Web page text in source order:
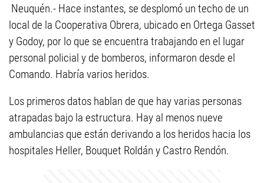
Neuquén.- Hace instantes, se desplomó un techo de un
local de la Cooperativa Obrera, ubicado en Ortega Gasset
y Godoy, por lo que se encuentra trabajando en el lugar
personal policial y de bomberos, informaron desde el
Comando. Habría varios heridos.
Los primeros datos hablan de que hay varias personas
atrapadas bajo la estructura. Hay al menos nueve
ambulancias que están derivando a los heridos hacia los
hospitales Heller, Bouquet Roldán y Castro Rendón.